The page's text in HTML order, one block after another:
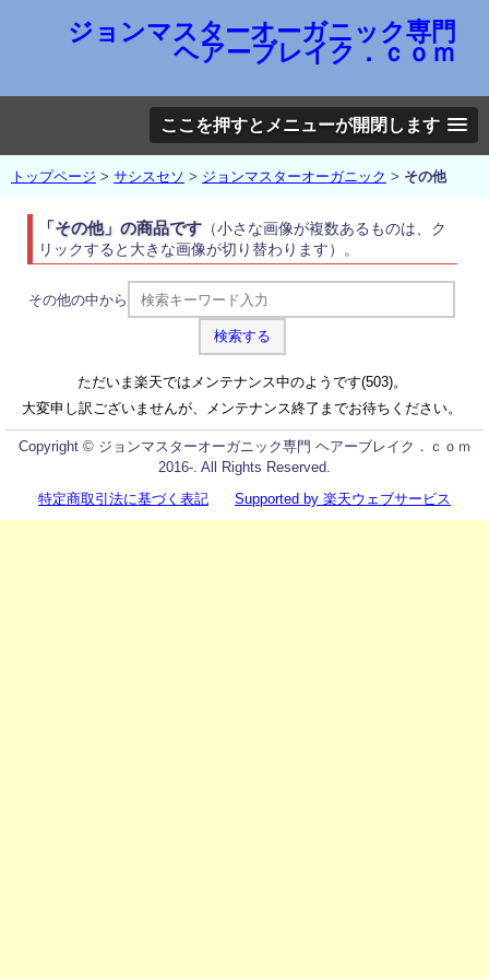
ジョンマスターオーガニック専門
ヘアーブレイク．ｃｏｍ
「その他」の商品です （小さな画像が複数あるものは、ク
リックすると大きな画像が切り替わります）。
その他の中から
ただいま楽天ではメンテナンス中のようです(503)。
大変申し訳ございませんが、メンテナンス終了までお待ちください。
トップページ > サシスセソ > ジョンマスターオーガニック > その他
ここを押すとメニューが開閉します
Copyright © ジョンマスターオーガニック専門 ヘアーブレイク．ｃｏｍ
2016-. All Rights Reserved.
特定商取引法に基づく表記
Supported by 楽天ウェブサービス